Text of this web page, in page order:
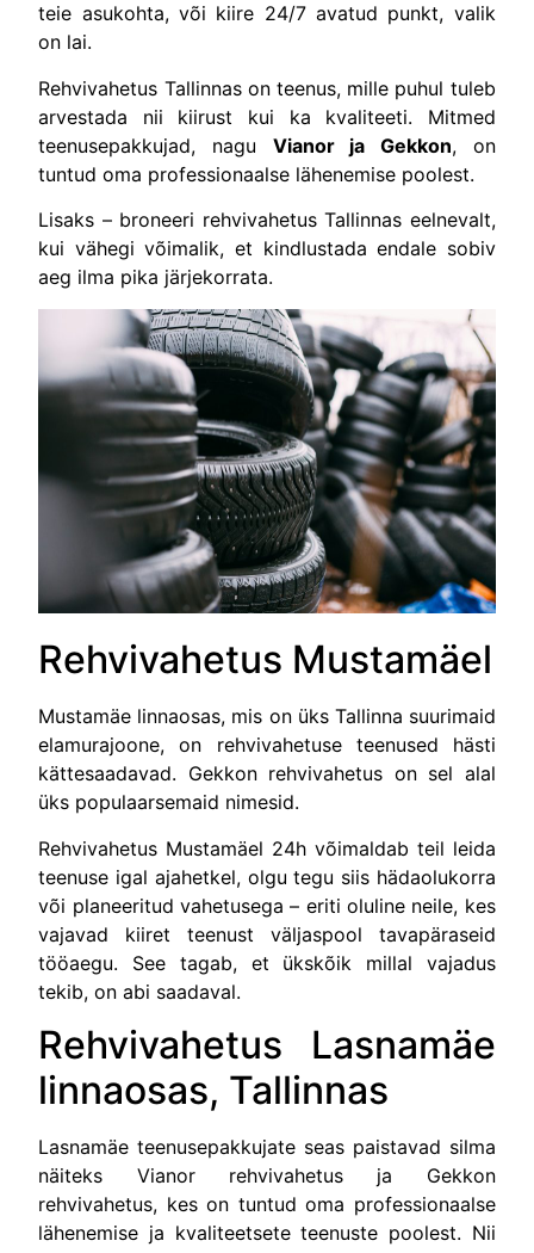
teie asukohta, või kiire 24/7 avatud punkt, valik
on lai.
Rehvivahetus Tallinnas on teenus, mille puhul tuleb
arvestada nii kiirust kui ka kvaliteeti. Mitmed
teenusepakkujad, nagu Vianor ja Gekkon, on
tuntud oma professionaalse lähenemise poolest.
Lisaks – broneeri rehvivahetus Tallinnas eelnevalt,
kui vähegi võimalik, et kindlustada endale sobiv
aeg ilma pika järjekorrata.
Rehvivahetus Mustamäel
Mustamäe linnaosas, mis on üks Tallinna suurimaid
elamurajoone, on rehvivahetuse teenused hästi
kättesaadavad. Gekkon rehvivahetus on sel alal
üks populaarsemaid nimesid.
Rehvivahetus Mustamäel 24h võimaldab teil leida
teenuse igal ajahetkel, olgu tegu siis hädaolukorra
või planeeritud vahetusega – eriti oluline neile, kes
vajavad kiiret teenust väljaspool tavapäraseid
tööaegu. See tagab, et ükskõik millal vajadus
tekib, on abi saadaval.
Rehvivahetus Lasnamäe
linnaosas, Tallinnas
Lasnamäe teenusepakkujate seas paistavad silma
näiteks Vianor rehvivahetus ja Gekkon
rehvivahetus, kes on tuntud oma professionaalse
lähenemise ja kvaliteetsete teenuste poolest. Nii